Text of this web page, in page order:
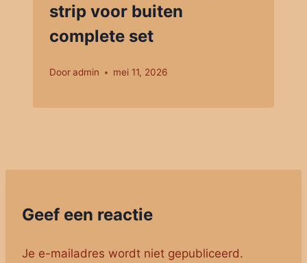
strip voor buiten
complete set
Dooradmin mei 11, 2026
Geef een reactie
Je e-mailadres wordt niet gepubliceerd.